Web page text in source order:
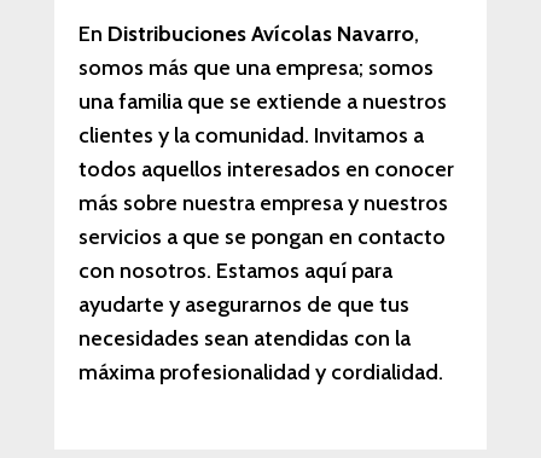
En Distribuciones Avícolas Navarro,
somos más que una empresa; somos
una familia que se extiende a nuestros
clientes y la comunidad. Invitamos a
todos aquellos interesados en conocer
más sobre nuestra empresa y nuestros
servicios a que se pongan en contacto
con nosotros. Estamos aquí para
ayudarte y asegurarnos de que tus
necesidades sean atendidas con la
máxima profesionalidad y cordialidad.